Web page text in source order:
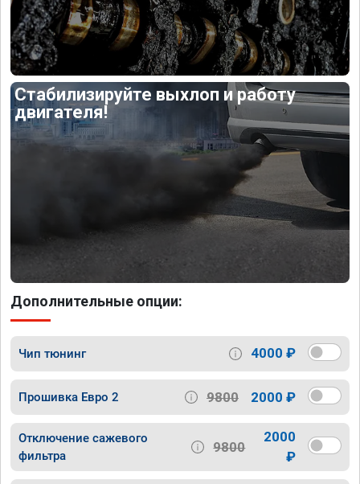
Стабилизируйте выхлоп и работу
двигателя!
Дополнительные опции:
Чип тюнинг 4000 ₽
Прошивка Евро 2 9800 2000 ₽
Отключение сажевого
фильтра
9800
2000
₽